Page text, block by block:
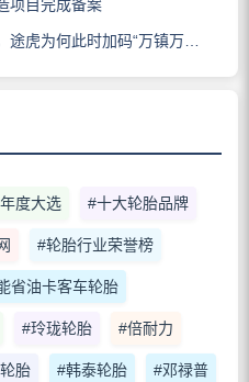
项目完成备案
为何此时加码“万镇万店”？
度大选 #十大轮胎品牌
#轮胎行业荣誉榜
省油卡客车轮胎
#玲珑轮胎 #倍耐力
胎 #韩泰轮胎 #邓禄普